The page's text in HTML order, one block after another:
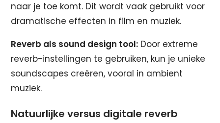
naar je toe komt. Dit wordt vaak gebruikt voor
dramatische effecten in film en muziek.
Reverb als sound design tool: Door extreme
reverb-instellingen te gebruiken, kun je unieke
soundscapes creëren, vooral in ambient
muziek.
Natuurlijke versus digitale reverb